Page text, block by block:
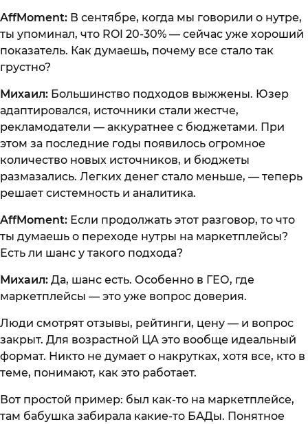
AffMoment: В сентябре, когда мы говорили о нутре,
ты упоминал, что ROI 20-30% — сейчас уже хороший
показатель. Как думаешь, почему все стало так
грустно?
Михаил: Большинство подходов выжжены. Юзер
адаптировался, источники стали жестче,
рекламодатели — аккуратнее с бюджетами. При
этом за последние годы появилось огромное
количество новых источников, и бюджеты
размазались. Легких денег стало меньше, — теперь
решает системность и аналитика.
AffMoment: Если продолжать этот разговор, то что
ты думаешь о переходе нутры на маркетплейсы?
Есть ли шанс у такого подхода?
Михаил: Да, шанс есть. Особенно в ГЕО, где
маркетплейсы — это уже вопрос доверия.
Люди смотрят отзывы, рейтинги, цену — и вопрос
закрыт. Для возрастной ЦА это вообще идеальный
формат. Никто не думает о накрутках, хотя все, кто в
теме, понимают, как это работает.
Вот простой пример: был как-то на маркетплейсе,
там бабушка забирала какие-то БАДы. Понятное